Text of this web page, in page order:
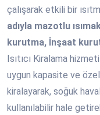
çalışarak etkili bir
adıyla mazotlu
kurutma, İnşaat
Isıtıcı Kiralama
uygun kapasite ve
kiralayarak, soğuk
kullanılabilir hale